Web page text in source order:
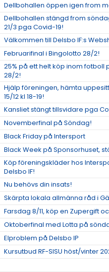
Dellbohallen öppen igen from
Dellbohallen stängd from
21/3 pga Covid-19!
Välkommen till Delsbo IF:s
Februarifinal i Bingolotto 28/2!
25% på ett helt köp inom fotboll
28/2!
Hjälp föreningen, hämta
15/12 kl 18-19!
Kansliet stängt tillsvidare pga
Novemberfinal på Söndag!
Black Friday på Intersport
Black Week på Sponsorhuset,
Köp föreningskläder hos
Delsbo IF!
Nu behövs din insats!
Skärpta lokala allmänna råd i
Farsdag 8/11, köp en Zupergift
Oktoberfinal med Lotta på
Elproblem på Delsbo IP
Kursutbud RF-SISU höst/vinter